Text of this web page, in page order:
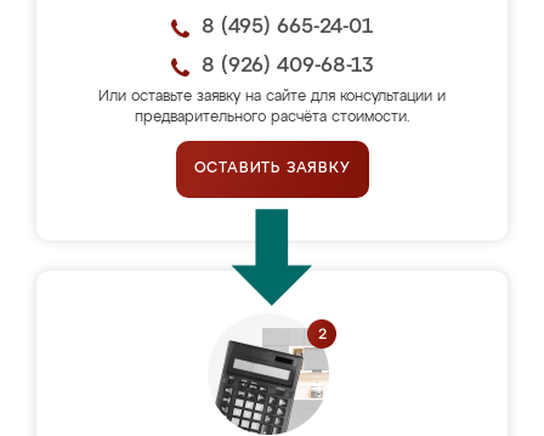
8 (495) 665-24-01
8 (926) 409-68-13
Или оставьте заявку на сайте для консультации и
предварительного расчёта стоимости.
ОСТАВИТЬ ЗАЯВКУ